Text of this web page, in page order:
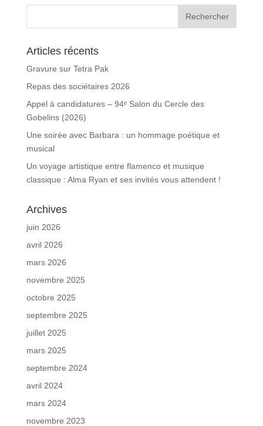
Articles récents
Gravure sur Tetra Pak
Repas des sociétaires 2026
Appel à candidatures – 94ᵉ Salon du Cercle des
Gobelins (2026)
Une soirée avec Barbara : un hommage poétique et
musical
Un voyage artistique entre flamenco et musique
classique : Alma Ryan et ses invités vous attendent !
Archives
juin 2026
avril 2026
mars 2026
novembre 2025
octobre 2025
septembre 2025
juillet 2025
mars 2025
septembre 2024
avril 2024
mars 2024
novembre 2023